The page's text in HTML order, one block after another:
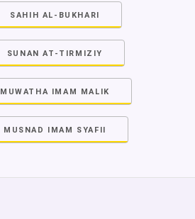
SAHIH AL-BUKHARI
SUNAN AT-TIRMIZIY
MUWATHA IMAM MALIK
MUSNAD IMAM SYAFII